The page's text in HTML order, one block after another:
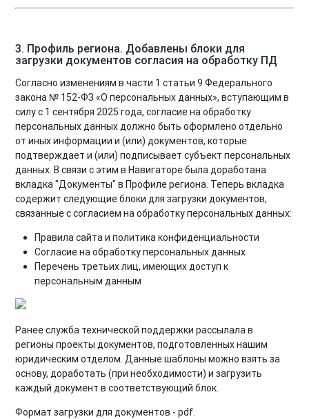
3. Профиль региона. Добавлены блоки для
загрузки документов согласия на обработку ПД
Согласно изменениям в части 1 статьи 9 Федерального
закона № 152-ФЗ «О персональных данных», вступающим в
силу с 1 сентября 2025 года, согласие на обработку
персональных данных должно быть оформлено отдельно
от иных информации и (или) документов, которые
подтверждает и (или) подписывает субъект персональных
данных. В связи с этим в Навигаторе была доработана
вкладка "Документы" в Профиле региона. Теперь вкладка
содержит следующие блоки для загрузки документов,
связанные с согласием на обработку персональных данных:
Правила сайта и политика конфиденциальности
Согласие на обработку персональных данных
Перечень третьих лиц, имеющих доступ к
персональным данным
Ранее служба технической поддержки рассылала в
регионы проекты документов, подготовленных нашим
юридическим отделом. Данные шаблоны можно взять за
основу, доработать (при необходимости) и загрузить
каждый документ в соответствующий блок.
Формат загрузки для документов - pdf.